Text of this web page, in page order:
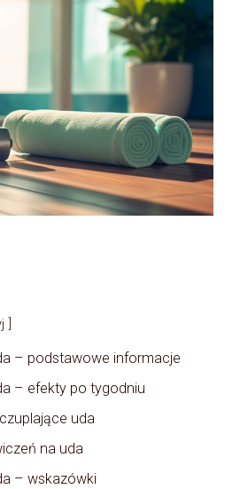
– podstawowe informacje
– efekty po tygodniu
uda
na uda
– wskazówki